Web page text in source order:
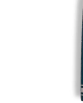
VOLEJTE